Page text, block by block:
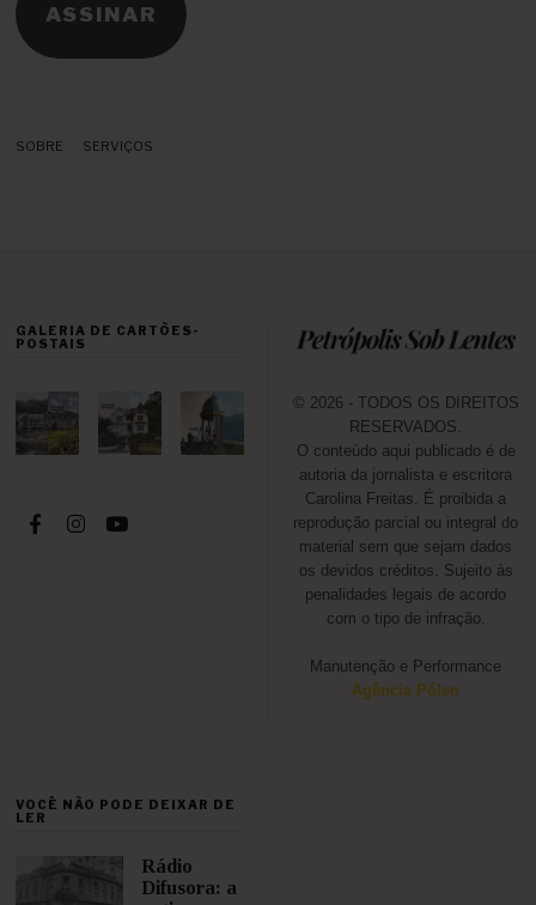
ASSINAR
SOBRE SERVIÇOS
GALERIA DE CARTÕES-
POSTAIS
© 2026 - TODOS OS DIREITOS
RESERVADOS.
O conteúdo aqui publicado é de
autoria da jornalista e escritora
Carolina Freitas. É proibida a
reprodução parcial ou integral do
material sem que sejam dados
os devidos créditos. Sujeito às
penalidades legais de acordo
com o tipo de infração.
Manutenção e Performance
Agência Pólen
VOCÊ NÃO PODE DEIXAR DE
LER
Rádio
Difusora: a